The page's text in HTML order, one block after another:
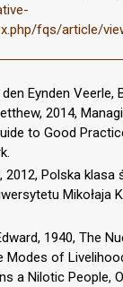
fqs/article/
Eynden Veerle,
2014,
to Good
2012, Polska klasa
Mikołaja
1940, The
Modes of
a Nilotic People,